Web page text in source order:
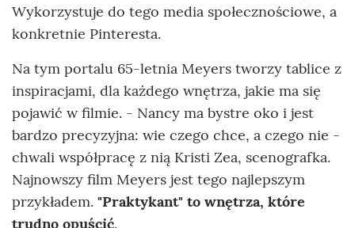
Wykorzystuje do tego media społecznościowe, a
konkretnie Pinteresta.
Na tym portalu 65-letnia Meyers tworzy tablice z
inspiracjami, dla każdego wnętrza, jakie ma się
pojawić w filmie. - Nancy ma bystre oko i jest
bardzo precyzyjna: wie czego chce, a czego nie -
chwali współpracę z nią Kristi Zea, scenografka.
Najnowszy film Meyers jest tego najlepszym
przykładem. "Praktykant" to wnętrza, które
trudno opuścić.